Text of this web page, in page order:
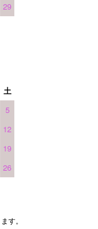
29
土
5
12
19
26
す。